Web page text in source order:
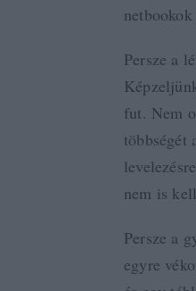
Persze a
fut. Nem
többségét
nem is
Persze a
egyre